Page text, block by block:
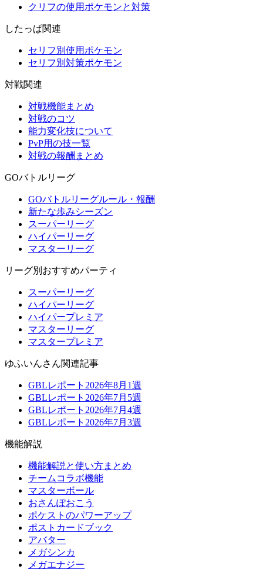
クリフの使用ポケモンと対策
したっぱ関連
セリフ別使用ポケモン
セリフ別対策ポケモン
対戦関連
対戦機能まとめ
対戦のコツ
能力変化技について
PvP用の技一覧
対戦の報酬まとめ
GOバトルリーグ
GOバトルリーグルール・報酬
新たな歩みシーズン
スーパーリーグ
ハイパーリーグ
マスターリーグ
リーグ別おすすめパーティ
スーパーリーグ
ハイパーリーグ
ハイパープレミア
マスターリーグ
マスタープレミア
ゆふいんさん関連記事
GBLレポート2026年8月1週
GBLレポート2026年7月5週
GBLレポート2026年7月4週
GBLレポート2026年7月3週
機能解説
機能解説と使い方まとめ
チームコラボ機能
マスターボール
おさんぽおこう
ポケストのパワーアップ
ポストカードブック
アバター
メガシンカ
メガエナジー